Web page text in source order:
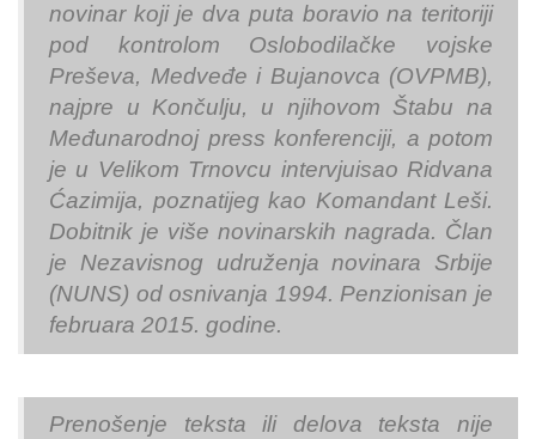
novinar koji je dva puta boravio na teritoriji
pod kontrolom Oslobodilačke vojske
Preševa, Medveđe i Bujanovca (OVPMB),
najpre u Končulju, u njihovom Štabu na
Međunarodnoj press konferenciji, a potom
je u Velikom Trnovcu intervjuisao Ridvana
Ćazimija, poznatijeg kao Komandant Leši.
Dobitnik je više novinarskih nagrada. Član
je Nezavisnog udruženja novinara Srbije
(NUNS) od osnivanja 1994. Penzionisan je
februara 2015. godine.
Prenošenje teksta ili delova teksta nije